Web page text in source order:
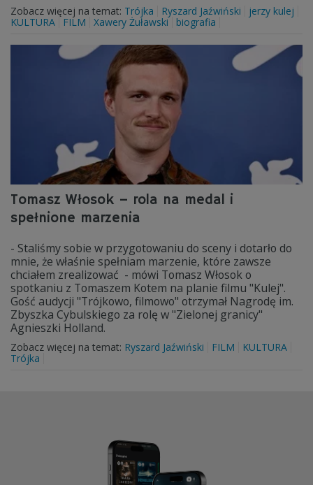
Zobacz więcej na temat: Trójka Ryszard Jaźwiński
jerzy kulej
KULTURA
FILM Xawery Żuławski biografia
Tomasz Włosok – rola na medal i
spełnione marzenia
- Staliśmy sobie w przygotowaniu do sceny i dotarło do
mnie, że właśnie spełniam marzenie, które zawsze
chciałem zrealizować - mówi Tomasz Włosok o
spotkaniu z Tomaszem Kotem na planie filmu "Kulej".
Gość audycji "Trójkowo, filmowo" otrzymał Nagrodę im.
Zbyszka Cybulskiego za rolę w "Zielonej granicy"
Agnieszki Holland.
Zobacz więcej na temat: Ryszard Jaźwiński FILM
KULTURA
Trójka